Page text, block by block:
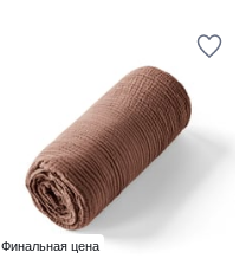
Финальная цена